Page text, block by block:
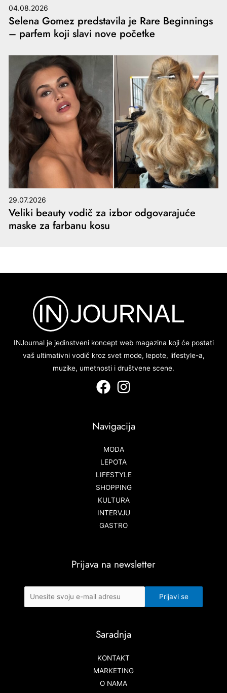
04.08.2026
Selena Gomez predstavila je Rare Beginnings
– parfem koji slavi nove početke
29.07.2026
Veliki beauty vodič za izbor odgovarajuće
maske za farbanu kosu
INJournal je jedinstveni koncept web magazina koji će postati
vaš ultimativni vodič kroz svet mode, lepote, lifestyle-a,
muzike, umetnosti i društvene scene.
Navigacija
MODA
LEPOTA
LIFESTYLE
SHOPPING
KULTURA
INTERVJU
GASTRO
Prijava na newsletter
Saradnja
KONTAKT
MARKETING
O NAMA